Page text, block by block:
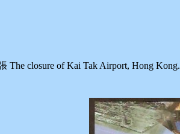
closure of Kai Tak Airport, Hong Kong.